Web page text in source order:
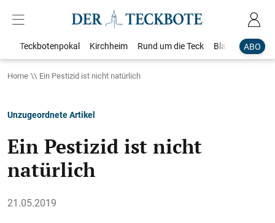
ABO
Teckbotenpokal Kirchheim Rund um die Teck Blaulicht
Home Ein Pestizid ist nicht natürlich
Unzugeordnete Artikel
Ein Pestizid ist nicht
natürlich
21.05.2019